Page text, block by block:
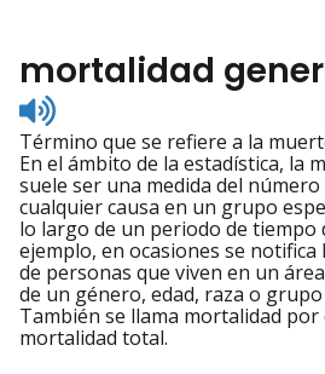
mortalidad
Listen
to
pronunciation
Término que se refiere a la
En el ámbito de la estadística, la
suele ser una medida del
cualquier causa en un grupo
lo largo de un periodo de tiempo
ejemplo, en ocasiones se
de personas que viven en un
de un género, edad, raza o
También se llama mortalidad por
mortalidad total.